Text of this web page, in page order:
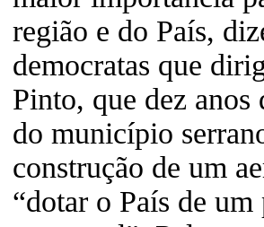
região e do País,
democratas que
Pinto, que dez
do município
construção de um
“dotar o País de